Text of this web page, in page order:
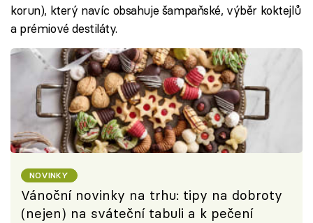
korun), který navíc obsahuje šampaňské, výběr koktejlů
a prémiové destiláty.
NOVINKY
Vánoční novinky na trhu: tipy na dobroty
(nejen) na sváteční tabuli a k pečení